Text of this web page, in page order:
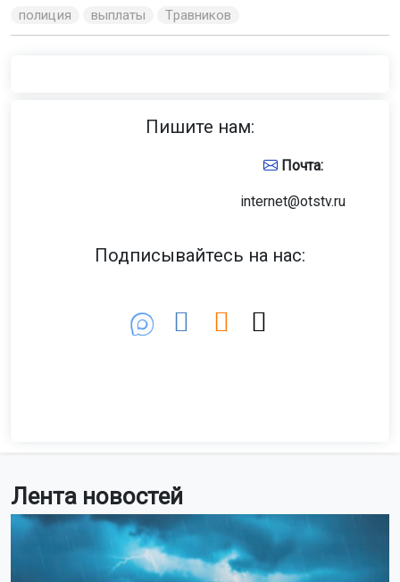
Лента новостей
полиция выплаты Травников
Пишите нам:
Почта:
internet@otstv.ru
Подписывайтесь на нас: